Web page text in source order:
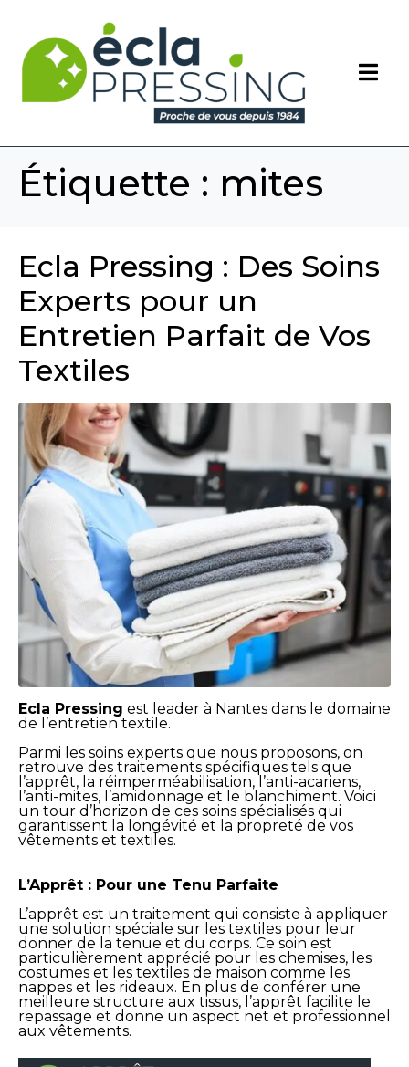
Étiquette : mites
Ecla Pressing : Des Soins
Experts pour un
Entretien Parfait de Vos
Textiles
Ecla Pressing est leader à Nantes dans le domaine
de l’entretien textile.
Parmi les soins experts que nous proposons, on
retrouve des traitements spécifiques tels que
l’apprêt, la réimperméabilisation, l’anti-acariens,
l’anti-mites, l’amidonnage et le blanchiment. Voici
un tour d’horizon de ces soins spécialisés qui
garantissent la longévité et la propreté de vos
vêtements et textiles.
L’Apprêt : Pour une Tenu Parfaite
L’apprêt est un traitement qui consiste à appliquer
une solution spéciale sur les textiles pour leur
donner de la tenue et du corps. Ce soin est
particulièrement apprécié pour les chemises, les
costumes et les textiles de maison comme les
nappes et les rideaux. En plus de conférer une
meilleure structure aux tissus, l’apprêt facilite le
repassage et donne un aspect net et professionnel
aux vêtements.